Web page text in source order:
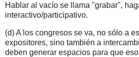
Hablar al vacío se llama "grabar",
interactivo/participativo.
(d) A los congresos se va, no sólo a
expositores, sino también a
deben generar espacios para que